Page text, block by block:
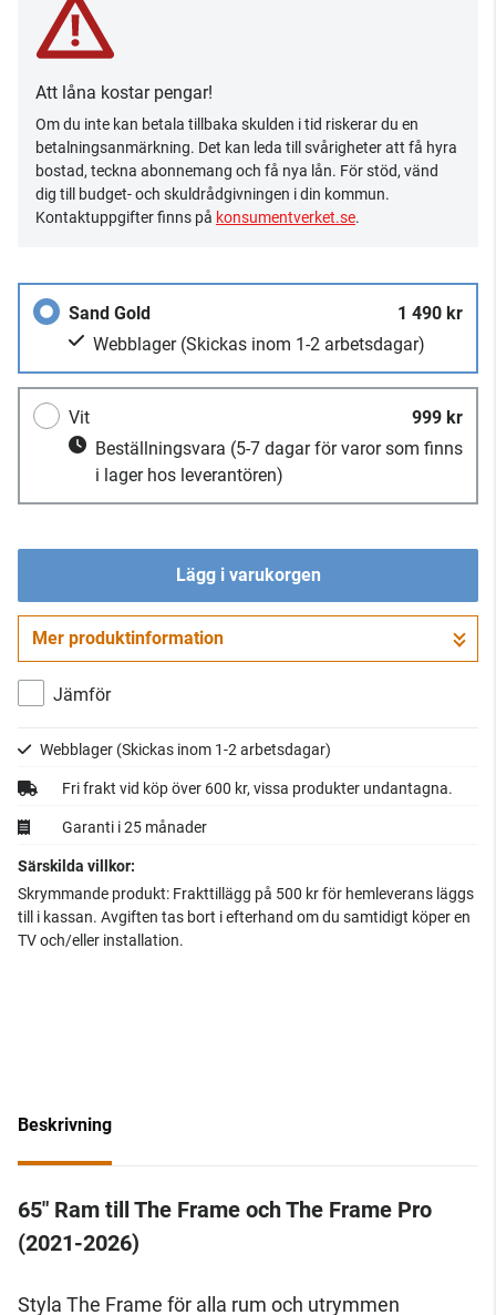
Att låna kostar pengar!
Om du inte kan betala tillbaka skulden i tid riskerar du en
betalningsanmärkning. Det kan leda till svårigheter att få hyra
bostad, teckna abonnemang och få nya lån. För stöd, vänd
dig till budget- och skuldrådgivningen i din kommun.
Kontaktuppgifter finns på konsumentverket.se.
Sand Gold
1 490 kr
Webblager (Skickas inom 1-2 arbetsdagar)
Vit
999 kr
Beställningsvara (5-7 dagar för varor som finns
i lager hos leverantören)
Lägg i varukorgen
Gå till kassan
Mer produktinformation
Jämför
Webblager (Skickas inom 1-2 arbetsdagar)
Fri frakt vid köp över 600 kr, vissa produkter undantagna.
Garanti i 25 månader
Särskilda villkor:
Skrymmande produkt: Frakttillägg på 500 kr för hemleverans läggs
till i kassan. Avgiften tas bort i efterhand om du samtidigt köper en
TV och/eller installation.
Beskrivning
65" Ram till The Frame och The Frame Pro
(2021-2026)
Styla The Frame för alla rum och utrymmen